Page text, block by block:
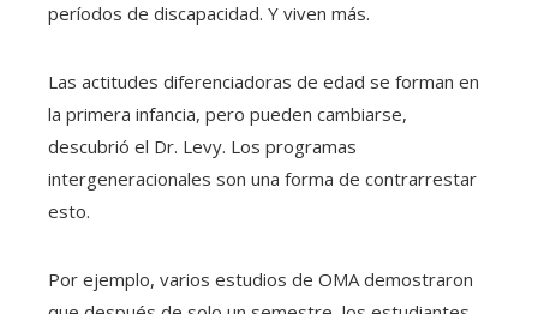
períodos de discapacidad. Y viven más.
Las actitudes diferenciadoras de edad se forman en
la primera infancia, pero pueden cambiarse,
descubrió el Dr. Levy. Los programas
intergeneracionales son una forma de contrarrestar
esto.
Por ejemplo, varios estudios de OMA demostraron